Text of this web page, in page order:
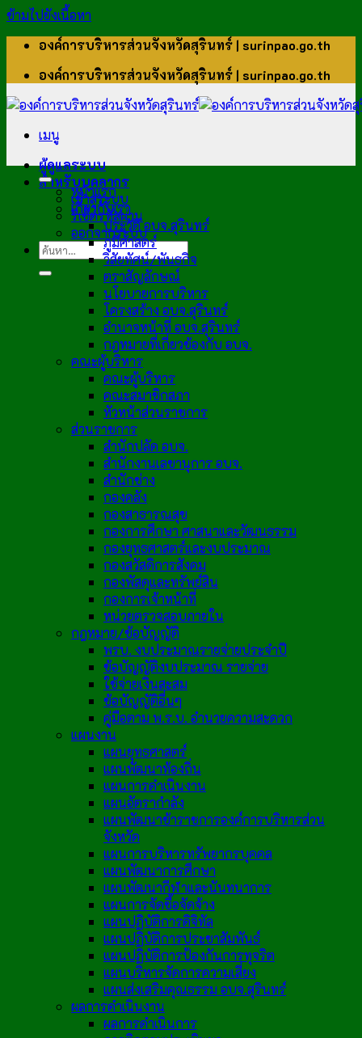
ข้ามไปยังเนื้อหา
องค์การบริหารส่วนจังหวัดสุรินทร์ | surinpao.go.th
องค์การบริหารส่วนจังหวัดสุรินทร์ | surinpao.go.th
เมนู
ผู้ดูแลระบบ
สำหรับบุคลากร
เข้าสู่ระบบ
รีเซ็ตรหัสผ่าน
ออกจากระบบ
หน้าแรก
เกี่ยวกับเรา
ประวัติ อบจ.สุรินทร์
ภูมิศาสตร์
วิสัยทัศน์/พันธกิจ
ตราสัญลักษณ์
นโยบายการบริหาร
โครงสร้าง อบจ.สุรินทร์
อำนาจหน้าที่ อบจ.สุรินทร์
กฎหมายที่เกี่ยวข้องกับ อบจ.
คณะผู้บริหาร
คณะผู้บริหาร
คณะสมาชิกสภา
หัวหน้าส่วนราชการ
ส่วนราชการ
สำนักปลัด อบจ.
สำนักงานเลขานุการ อบจ.
สำนักช่าง
กองคลัง
กองสาธารณสุข
กองการศึกษา ศาสนาและวัฒนธรรม
กองยุทธศาสตร์และงบประมาณ
กองสวัสดิการสังคม
กองพัสดุและทรัพย์สิน
กองการเจ้าหน้าที่
หน่วยตรวจสอบภายใน
กฎหมาย/ข้อบัญญัติ
พรบ. งบประมาณรายจ่ายประจำปี
ข้อบัญญัติงบประมาณ รายจ่าย
ใช้จ่ายเงินสะสม
ข้อบัญญัติอื่นๆ
คู่มือตาม พ.ร.บ. อำนวยความสะดวก
แผนงาน
แผนยุทธศาสตร์
แผนพัฒนาท้องถิ่น
แผนการดำเนินงาน
แผนอัตรากำลัง
แผนพัฒนาข้าราชการองค์การบริหารส่วน
จังหวัด
แผนการบริหารทรัพยากรบุคคล
แผนพัฒนาการศึกษา
แผนพัฒนากีฬาและนันทนาการ
แผนการจัดซื้อจัดจ้าง
แผนปฏิบัติการดิจิทัล
แผนปฏิบัติการประชาสัมพันธ์
แผนปฏิบัติการป้องกันการทุจริต
แผนบริหารจัดการความเสี่ยง
แผนส่งเสริมคุณธรรม อบจ.สุรินทร์
ผลการดำเนินงาน
ผลการดำเนินการ